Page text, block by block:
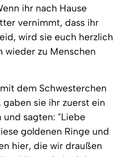
ihr nach Hause
vernimmt, dass ihr
wird sie euch herzlich
wieder zu Menschen
dem Schwesterchen
sie ihr zuerst ein
und sagten: "Liebe
goldenen Ringe und
hier, die wir draußen